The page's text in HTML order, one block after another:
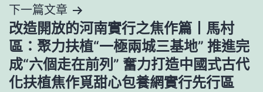
覽
下一篇文章
改造開放的河南實行之焦作篇丨馬村
區：聚力扶植“一極兩城三基地” 推進完
成“六個走在前列” 奮力打造中國式古代
化扶植焦作覓甜心包養網實行先行區